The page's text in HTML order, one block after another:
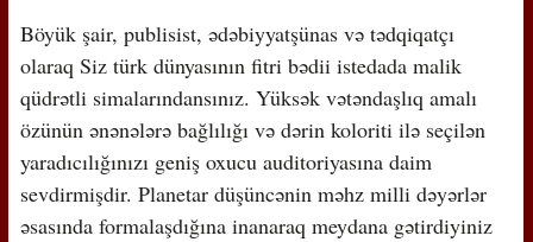
Böyük şair, publisist, ədəbiyyatşünas və tədqiqatçı
olaraq Siz türk dünyasının fitri bədii istedada malik
qüdrətli simalarındansınız. Yüksək vətəndaşlıq amalı
özünün ənənələrə bağlılığı və dərin koloriti ilə seçilən
yaradıcılığınızı geniş oxucu auditoriyasına daim
sevdirmişdir. Planetar düşüncənin məhz milli dəyərlər
əsasında formalaşdığına inanaraq meydana gətirdiyiniz